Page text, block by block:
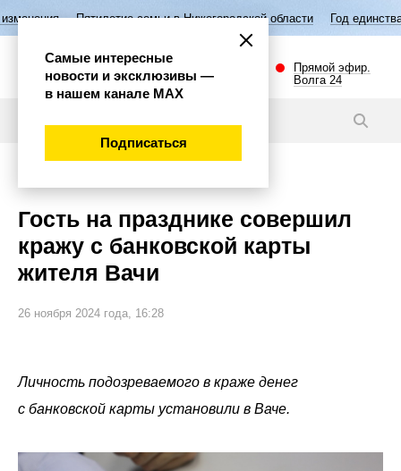
семьи в Нижегородской области Год единства народов России
Прямой эфир.
Волга 24
Гость на празднике совершил
кражу с банковской карты
жителя Вачи
26 ноября 2024 года, 16:28
Личность подозреваемого в краже денег
с банковской карты установили в Ваче.
Самые интересные
новости и эксклюзивы —
в нашем канале МАХ
Подписаться